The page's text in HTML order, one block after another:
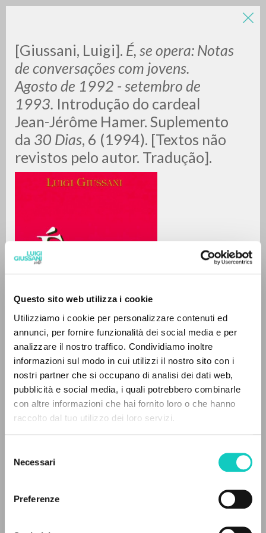
Questo sito web utilizza i cookie
Utilizziamo i cookie per personalizzare contenuti ed
annunci, per fornire funzionalità dei social media e per
analizzare il nostro traffico. Condividiamo inoltre
informazioni sul modo in cui utilizzi il nostro sito con i
nostri partner che si occupano di analisi dei dati web,
pubblicità e social media, i quali potrebbero combinarle
con altre informazioni che hai fornito loro o che hanno
raccolto dal tuo utilizzo dei loro servizi.
delNecessari
Preferenze
[Giussani, Luigi]. É, se opera: Notas
de conversações com jovens.
Agosto de 1992 - setembro de
1993. Introdução do cardeal
Jean-Jérôme Hamer. Suplemento
da 30 Dias, 6 (1994). [Textos não
revistos pelo autor. Tradução].
Giussani Luigi
LUIGI
GIUSSANI
scritti
BÚSQUEDA AVANZADA »
0DOCUMENTOS ENCONTRADOS
RESULTADOS SUCESIVOS